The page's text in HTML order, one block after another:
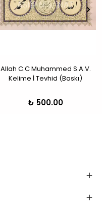
Allah C.C Muhammed S.A.V.
Kelime İ Tevhid (Baskı)
₺ 500.00